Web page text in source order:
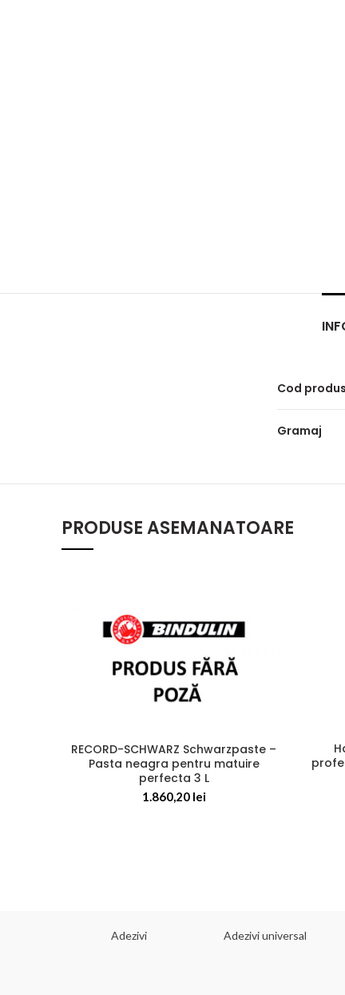
Cod produs
Gramaj
PRODUSE ASEMANATOARE
RECORD-SCHWARZ Schwarzpaste –
Pasta neagra pentru matuire
perfecta 3 L
1.860,20 lei
Adezivi Adezivi universal